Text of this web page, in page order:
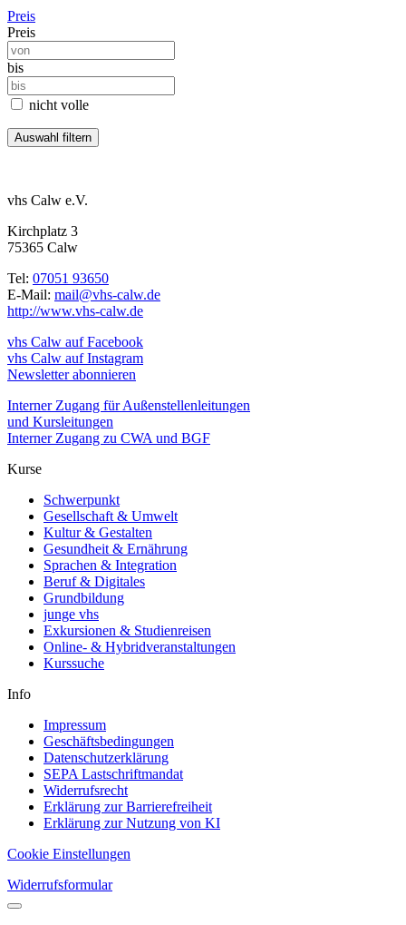
Preis
Preis
bis
nicht volle
vhs Calw e.V.
Kirchplatz 3
75365 Calw
Tel: 07051 93650
E-Mail: mail@vhs-calw.de
http://www.vhs-calw.de
vhs Calw auf Facebook
vhs Calw auf Instagram
Newsletter abonnieren
Interner Zugang für Außenstellenleitungen
und Kursleitungen
Interner Zugang zu CWA und BGF
Kurse
Schwerpunkt
Gesellschaft & Umwelt
Kultur & Gestalten
Gesundheit & Ernährung
Sprachen & Integration
Beruf & Digitales
Grundbildung
junge vhs
Exkursionen & Studienreisen
Online- & Hybridveranstaltungen
Kurssuche
Info
Impressum
Geschäftsbedingungen
Datenschutzerklärung
SEPA Lastschriftmandat
Widerrufsrecht
Erklärung zur Barrierefreiheit
Erklärung zur Nutzung von KI
Cookie Einstellungen
Widerrufsformular